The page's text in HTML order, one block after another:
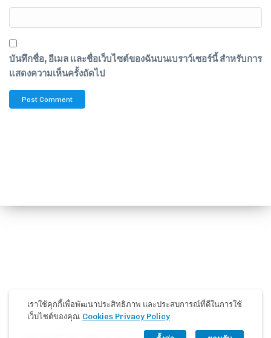
บันทึกชื่อ, อีเมล และชื่อเว็บไซต์ของฉันบนเบราว์เซอร์นี้ สำหรับการ
แสดงความเห็นครั้งถัดไป
เราใช้คุกกี้เพื่อพัฒนาประสิทธิภาพ และประสบการณ์ที่ดีในการใช้
เว็บไซต์ของคุณ Cookies Privacy Policy